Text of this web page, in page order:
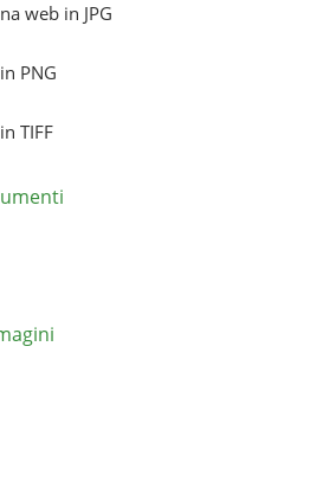
web in JPG
PNG
TIFF